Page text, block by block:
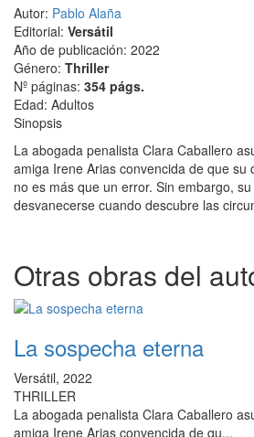
Autor: Pablo Alaña
Editorial: Versátil
Año de publicación: 2022
Género: Thriller
Nº páginas: 354 págs.
Edad: Adultos
Sinopsis
La abogada penalista Clara Caballero
amiga Irene Arias convencida de que su
no es más que un error. Sin embargo,
desvanecerse cuando descubre las
Otras obras del
La sospecha eterna
Versátil, 2022
THRILLER
La abogada penalista Clara Caballero
amiga Irene Arias convencida de qu...